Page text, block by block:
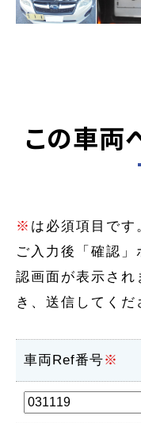
この車両
※ は必須項目です
ご入力後「確認
認画面が表示され
き、送信してくだ
車両Ref番号※